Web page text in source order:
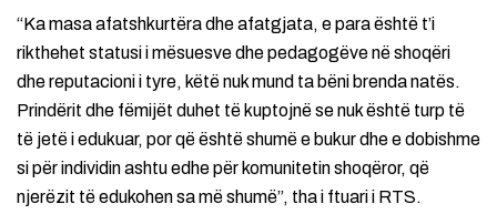
“Ka masa afatshkurtëra dhe afatgjata, e para është t’i
rikthehet statusi i mësuesve dhe pedagogëve në shoqëri
dhe reputacioni i tyre, këtë nuk mund ta bëni brenda natës.
Prindërit dhe fëmijët duhet të kuptojnë se nuk është turp të
të jetë i edukuar, por që është shumë e bukur dhe e dobishme
si për individin ashtu edhe për komunitetin shoqëror, që
njerëzit të edukohen sa më shumë”, tha i ftuari i RTS.